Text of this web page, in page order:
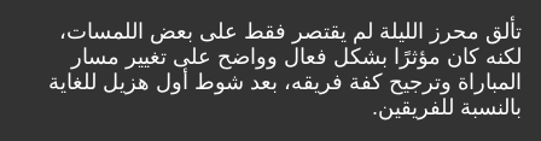
تألق محرز الليلة لم يقتصر فقط على بعض اللمسات،
لكنه كان مؤثرًا بشكل فعال وواضح على تغيير مسار
المباراة وترجيح كفة فريقه، بعد شوط أول هزيل للغاية
بالنسبة للفريقين.